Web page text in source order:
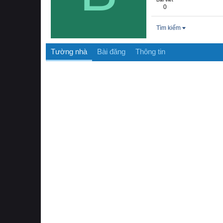
0
Tìm kiếm
Tường nhà Bài đăng Thông tin